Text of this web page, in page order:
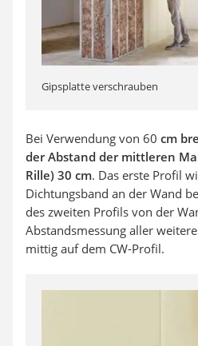
Gipsplatte verschrauben
Bei Verwendung von 60 cm
der Abstand der mittleren
Rille) 30 cm. Das erste Profil
Dichtungsband an der Wand
des zweiten Profils von der
Abstandsmessung aller
mittig auf dem CW-Profil.